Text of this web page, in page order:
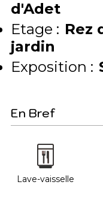
d'Adet
Etage : Rez
jardin
Exposition :
En Bref
Lave-vaisselle